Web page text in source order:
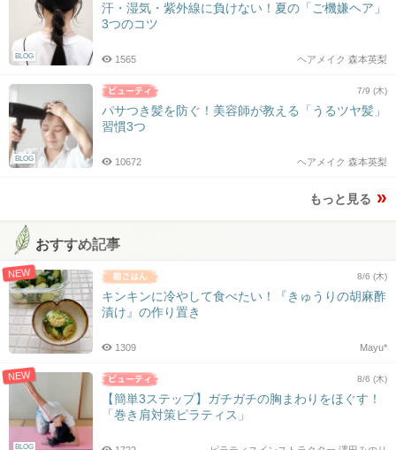
BLOG
汗・湿気・紫外線に負けない！夏の「ご機嫌ヘア」
3つのコツ
ヘアメイク 森本英梨
1565
BLOG
7/9 (木)
パサつき髪を防ぐ！美容師が教える「うるツヤ髪」
習慣3つ
ヘアメイク 森本英梨
10672
もっと見る
おすすめ記事
NEW 8/6 (木)
キンキンに冷やして食べたい！『きゅうりの胡麻酢
漬け』の作り置き
Mayu*
1309
NEW
BLOG
8/6 (木)
【簡単3ステップ】ガチガチの胸まわりをほぐす！
「巻き肩対策ピラティス」